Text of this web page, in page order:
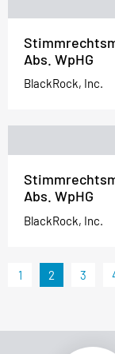
Abs. WpHG
BlackRock, Inc.
Abs. WpHG
BlackRock, Inc.
1 2 3